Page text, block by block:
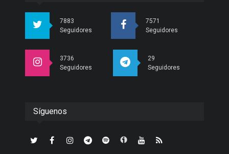
7883
Seguidores
7571
Seguidores
3736
Seguidores
29
Seguidores
Síguenos